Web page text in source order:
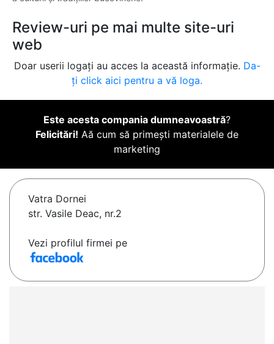
Review-uri pe mai multe site-uri
web
Doar userii logați au acces la această informație. Da-
ți click aici pentru a vă loga.
Este acesta compania dumneavoastră?
Felicitări! Aă cum să primești materialele de
marketing
Vatra Dornei
str. Vasile Deac, nr.2
Vezi profilul firmei pe